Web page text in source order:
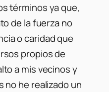
términos ya que,
de la fuerza no
o caridad que
propios de
a mis vecinos y
no he realizado un